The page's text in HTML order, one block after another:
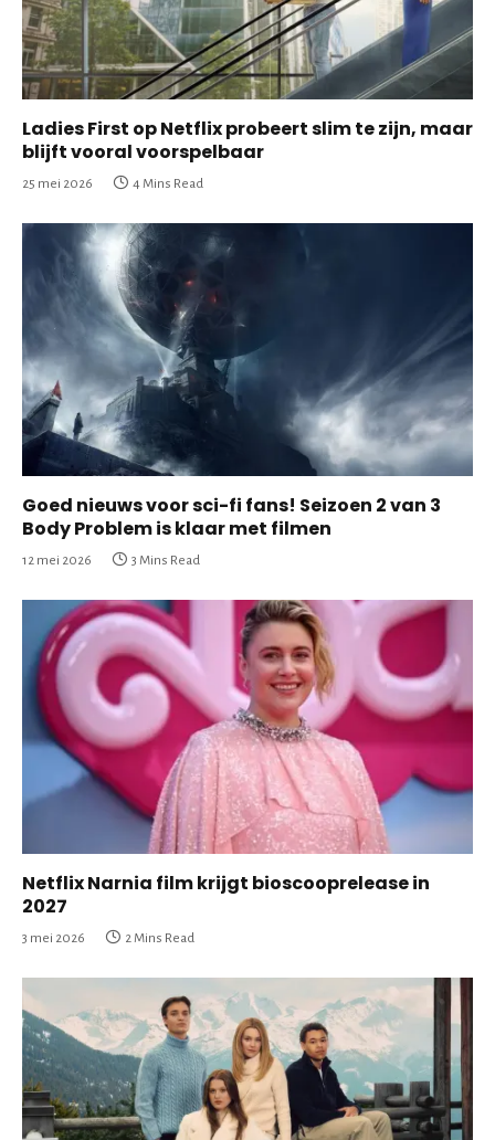
Ladies First op Netflix probeert slim te zijn, maar
blijft vooral voorspelbaar
25 mei 2026 4 Mins Read
Goed nieuws voor sci-fi fans! Seizoen 2 van 3
Body Problem is klaar met filmen
12 mei 2026 3 Mins Read
Netflix Narnia film krijgt bioscooprelease in
2027
3 mei 2026 2 Mins Read